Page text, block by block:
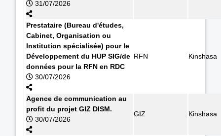
31/07/2026
Prestataire (Bureau d'études,
Cabinet, Organisation ou
Institution spécialisée) pour le
Développement du HUP SIG/de
données pour la RFN en RDC
30/07/2026
RFN Kinshasa
Agence de communication au
profit du projet GIZ DISM.
30/07/2026
GIZ Kinshasa